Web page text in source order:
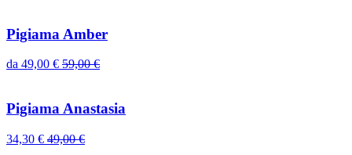
Pigiama Amber
da 49,00 € 59,00€
Pigiama Anastasia
34,30 € 49,00€